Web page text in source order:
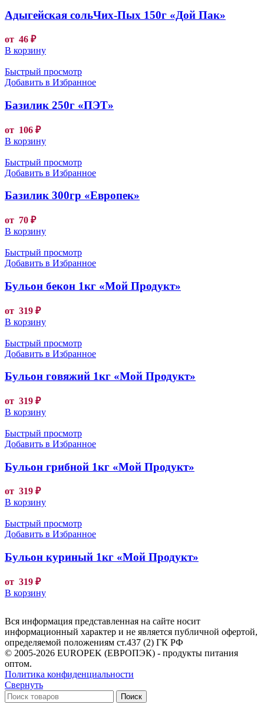
Адыгейская сольЧих-Пых 150г «Дой Пак»
от 46 ₽
В корзину
Быстрый просмотр
Добавить в Избранное
Базилик 250г «ПЭТ»
от 106 ₽
В корзину
Быстрый просмотр
Добавить в Избранное
Базилик 300гр «Европек»
от 70 ₽
В корзину
Быстрый просмотр
Добавить в Избранное
Бульон бекон 1кг «Мой Продукт»
от 319 ₽
В корзину
Быстрый просмотр
Добавить в Избранное
Бульон говяжий 1кг «Мой Продукт»
от 319 ₽
В корзину
Быстрый просмотр
Добавить в Избранное
Бульон грибной 1кг «Мой Продукт»
от 319 ₽
В корзину
Быстрый просмотр
Добавить в Избранное
Бульон куриный 1кг «Мой Продукт»
от 319 ₽
В корзину
Вся информация представленная на сайте носит
информационный характер и не является публичной офертой,
определяемой положениям ст.437 (2) ГК РФ
© 2005-2026 EUROPEK (ЕВРОПЭК) - продукты питания
оптом.
Политика конфиденциальности
Свернуть
Поиск